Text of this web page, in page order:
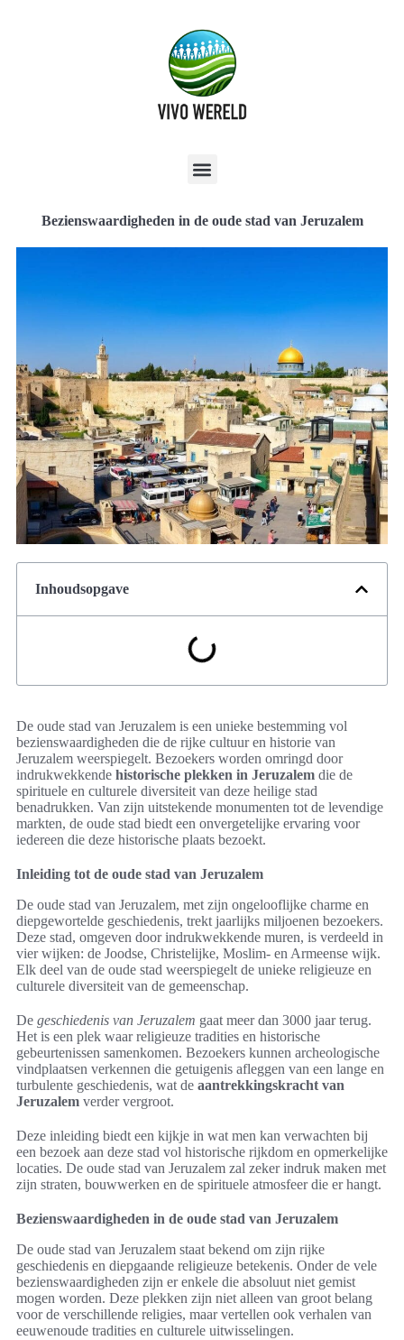
Bezienswaardigheden in de oude stad van Jeruzalem
Inhoudsopgave
De oude stad van Jeruzalem is een unieke bestemming vol
bezienswaardigheden die de rijke cultuur en historie van
Jeruzalem weerspiegelt. Bezoekers worden omringd door
indrukwekkende historische plekken in Jeruzalem die de
spirituele en culturele diversiteit van deze heilige stad
benadrukken. Van zijn uitstekende monumenten tot de levendige
markten, de oude stad biedt een onvergetelijke ervaring voor
iedereen die deze historische plaats bezoekt.
Inleiding tot de oude stad van Jeruzalem
De oude stad van Jeruzalem, met zijn ongelooflijke charme en
diepgewortelde geschiedenis, trekt jaarlijks miljoenen bezoekers.
Deze stad, omgeven door indrukwekkende muren, is verdeeld in
vier wijken: de Joodse, Christelijke, Moslim- en Armeense wijk.
Elk deel van de oude stad weerspiegelt de unieke religieuze en
culturele diversiteit van de gemeenschap.
De geschiedenis van Jeruzalem gaat meer dan 3000 jaar terug.
Het is een plek waar religieuze tradities en historische
gebeurtenissen samenkomen. Bezoekers kunnen archeologische
vindplaatsen verkennen die getuigenis afleggen van een lange en
turbulente geschiedenis, wat de aantrekkingskracht van
Jeruzalem verder vergroot.
Deze inleiding biedt een kijkje in wat men kan verwachten bij
een bezoek aan deze stad vol historische rijkdom en opmerkelijke
locaties. De oude stad van Jeruzalem zal zeker indruk maken met
zijn straten, bouwwerken en de spirituele atmosfeer die er hangt.
Bezienswaardigheden in de oude stad van Jeruzalem
De oude stad van Jeruzalem staat bekend om zijn rijke
geschiedenis en diepgaande religieuze betekenis. Onder de vele
bezienswaardigheden zijn er enkele die absoluut niet gemist
mogen worden. Deze plekken zijn niet alleen van groot belang
voor de verschillende religies, maar vertellen ook verhalen van
eeuwenoude tradities en culturele uitwisselingen.